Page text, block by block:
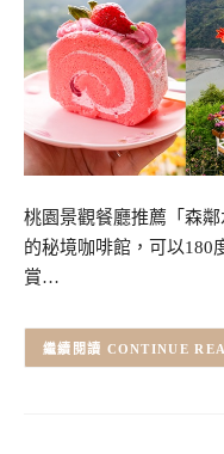
桃園景觀餐廳推薦「森
的秘境咖啡館，可以180
賞…
CONTINUE